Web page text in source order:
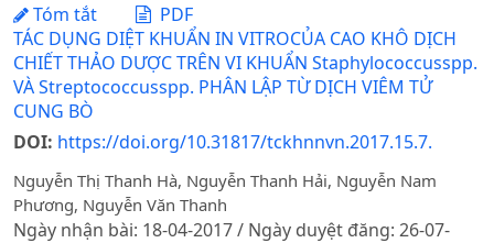
Tóm tắt
PDF
TÁC DỤNG DIỆT KHUẨN IN VITROCỦA CAO KHÔ DỊCH
CHIẾT THẢO DƯỢC TRÊN VI KHUẨN Staphylococcusspp.
VÀ Streptococcusspp. PHÂN LẬP TỪ DỊCH VIÊM TỬ
CUNG BÒ
DOI: https://doi.org/10.31817/tckhnnvn.2017.15.7.
Nguyễn Thị Thanh Hà, Nguyễn Thanh Hải, Nguyễn Nam
Phương, Nguyễn Văn Thanh
Ngày nhận bài: 18-04-2017 / Ngày duyệt đăng: 26-07-